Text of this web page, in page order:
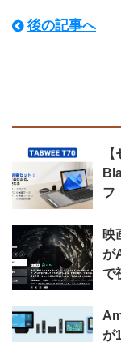
後の記事へ
フ
映
が
で
が